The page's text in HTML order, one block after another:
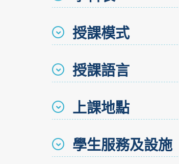
授課模式
授課語言
上課地點
學生服務及設施